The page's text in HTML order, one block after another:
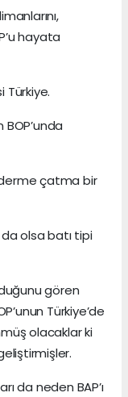
hayata
Türkiye.
çatma bir
olsa batı tipi
gören
Türkiye’de
olacaklar ki
da neden BAP’ı